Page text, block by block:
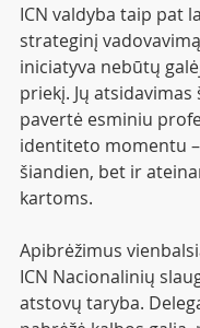
ICN valdyba taip pat
strateginį
iniciatyva nebūtų
priekį. Jų atsidavimas
pavertė esminiu
identiteto momentu
šiandien, bet ir
kartoms.
Apibrėžimus
ICN Nacionalinių
atstovų taryba.